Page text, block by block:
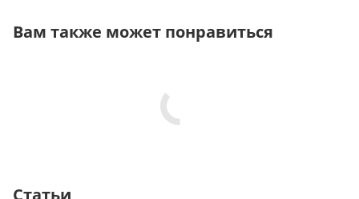
Вам также может понравиться
Статьи